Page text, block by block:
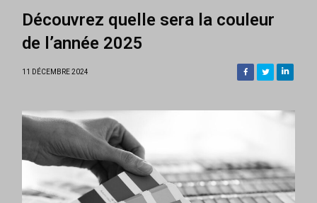
Découvrez quelle sera la couleur
de l’année 2025
11 DÉCEMBRE 2024